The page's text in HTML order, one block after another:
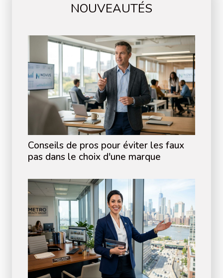
NOUVEAUTÉS
Conseils de pros pour éviter les faux
pas dans le choix d'une marque